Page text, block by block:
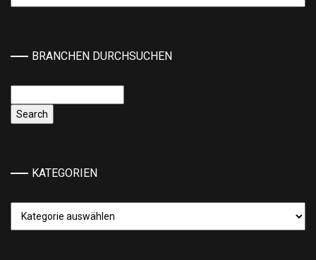
BRANCHEN DURCHSUCHEN
KATEGORIEN